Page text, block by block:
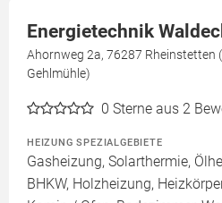
Energietechnik
Ahornweg 2a, 76287 Rheinstetten
Gehlmühle)
0 Sterne aus 2
HEIZUNG SPEZIALGEBIETE
Gasheizung, Solarthermie,
BHKW, Holzheizung,